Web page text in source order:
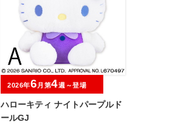
ハローキティ ナイトパープルド
ールGJ
2026年6 月第4週～登場